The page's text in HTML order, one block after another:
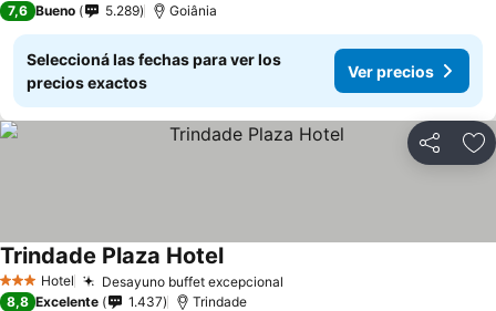
7,6 Bueno 5.289 Goiânia
Seleccioná las fechas para ver los
precios exactos
Ver precios
Compartir
3 Estrellas
Hotel Desayuno buffet excepcional
Trindade Plaza HotelVer precios
8,8 Excelente 1.437 Trindade